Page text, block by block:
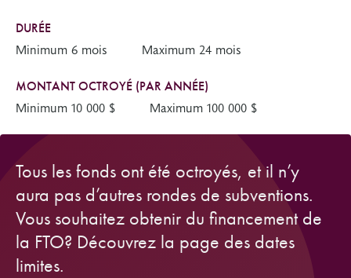
DURÉE
Minimum 6 mois Maximum 24 mois
MONTANT OCTROYÉ (PAR ANNÉE)
Minimum 10 000 $ Maximum 100 000 $
Tous les fonds ont été octroyés, et il n’y
aura pas d’autres rondes de subventions.
Vous souhaitez obtenir du financement de
la FTO? Découvrez la page des dates
limites.